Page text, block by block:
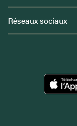
Réseaux sociaux